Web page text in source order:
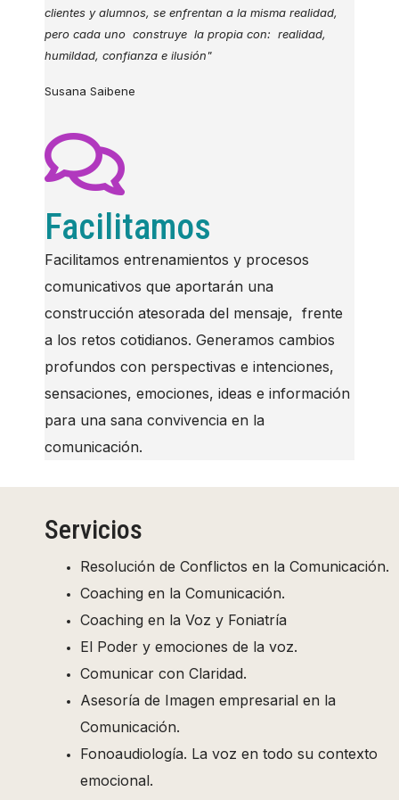
clientes y alumnos, se enfrentan a la misma realidad,
pero cada uno construye la propia con: realidad,
humildad, confianza e ilusión"
Susana Saibene
Facilitamos
Facilitamos entrenamientos y procesos
comunicativos que aportarán una
construcción atesorada del mensaje, frente
a los retos cotidianos. Generamos cambios
profundos con perspectivas e intenciones,
sensaciones, emociones, ideas e información
para una sana convivencia en la
comunicación.
Servicios
Resolución de Conflictos en la Comunicación.
Coaching en la Comunicación.
Coaching en la Voz y Foniatría
El Poder y emociones de la voz.
Comunicar con Claridad.
Asesoría de Imagen empresarial en la
Comunicación.
Fonoaudiología. La voz en todo su contexto
emocional.